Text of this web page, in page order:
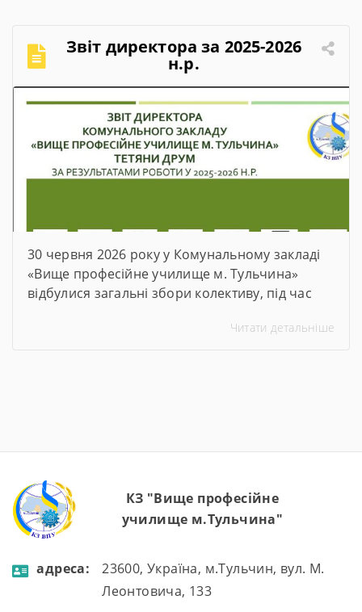
Звіт директора за 2025-2026
н.р.
30 червня 2026 року у Комунальному закладі
«Вище професійне училище м. Тульчина»
відбулися загальні збори колективу, під час
прозвітувала про підсумки роботи за 2025–
зіткнутися, […]
Читати детальніше
КЗ "Вище професійне
училище м.Тульчина"
aдресa:
23600, Україна, м.Тульчин, вул. М.
Леонтовича, 133